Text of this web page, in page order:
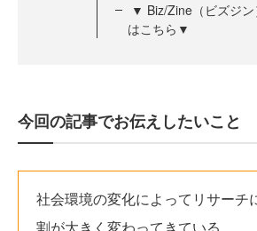
▼ Biz/Zine（ビズジ
はこちら▼
今回の記事でお伝えしたいこと
社会環境の変化によってリサーチ